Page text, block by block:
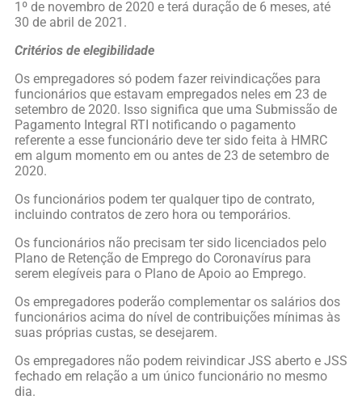
1º de novembro de 2020 e terá duração de 6 meses, até
30 de abril de 2021.
Critérios de elegibilidade
Os empregadores só podem fazer reivindicações para
funcionários que estavam empregados neles em 23 de
setembro de 2020. Isso significa que uma Submissão de
Pagamento Integral RTI notificando o pagamento
referente a esse funcionário deve ter sido feita à HMRC
em algum momento em ou antes de 23 de setembro de
2020.
Os funcionários podem ter qualquer tipo de contrato,
incluindo contratos de zero hora ou temporários.
Os funcionários não precisam ter sido licenciados pelo
Plano de Retenção de Emprego do Coronavírus para
serem elegíveis para o Plano de Apoio ao Emprego.
Os empregadores poderão complementar os salários dos
funcionários acima do nível de contribuições mínimas às
suas próprias custas, se desejarem.
Os empregadores não podem reivindicar JSS aberto e JSS
fechado em relação a um único funcionário no mesmo
dia.